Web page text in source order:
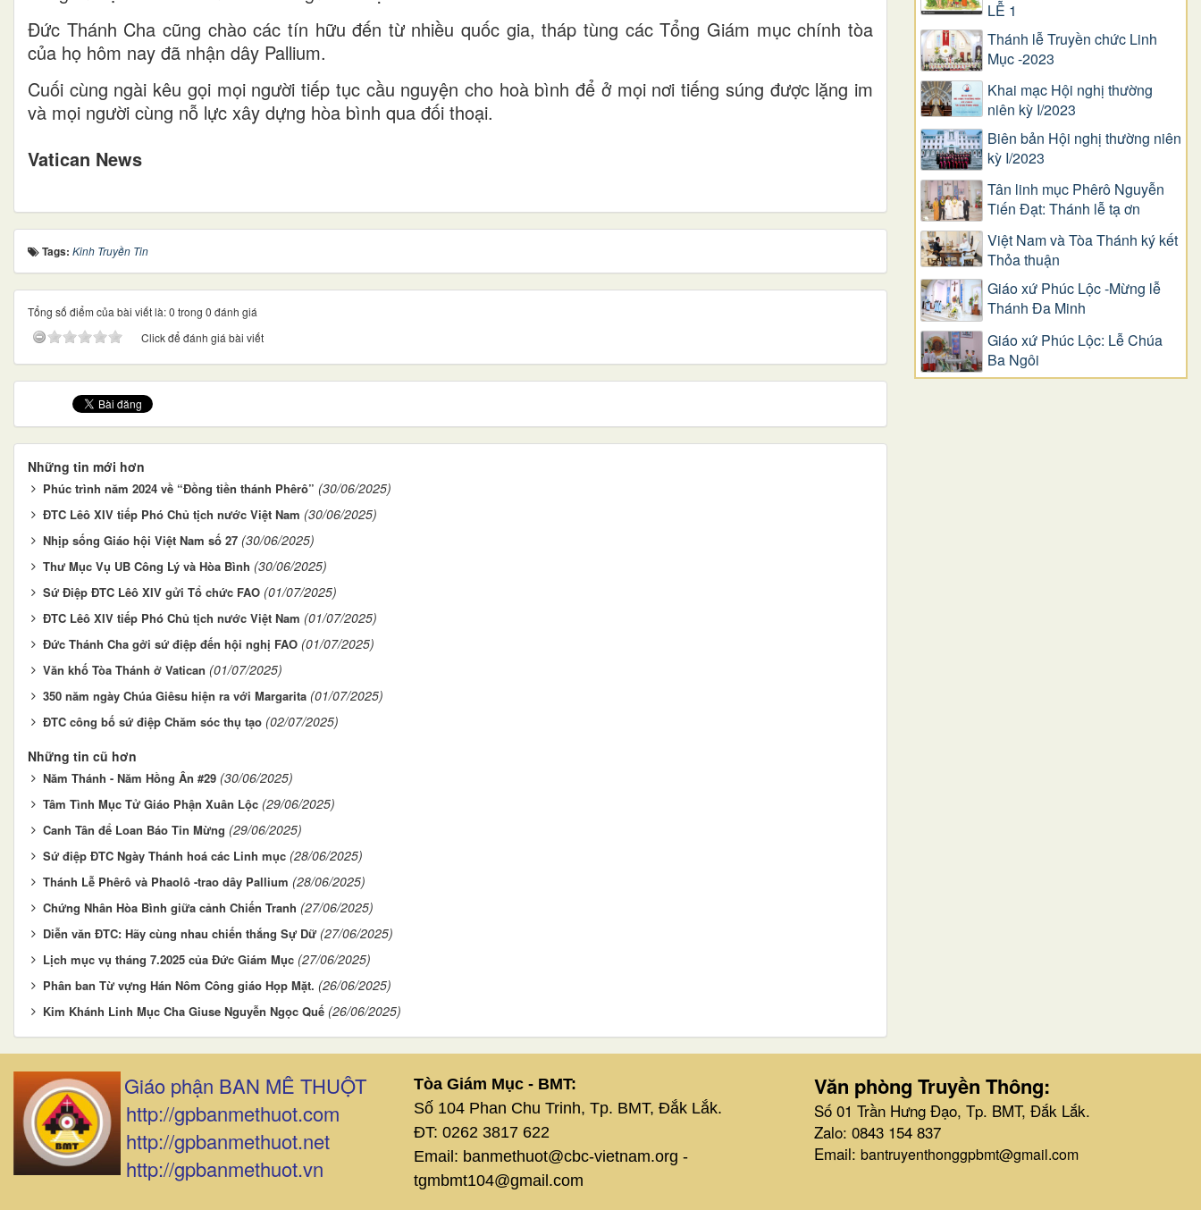
Đức Thánh Cha cũng chào các tín hữu đến từ nhiều quốc gia, tháp tùng các Tổng Giám mục chính tòa
của họ hôm nay đã nhận dây Pallium.
Cuối cùng ngài kêu gọi mọi người tiếp tục cầu nguyện cho hoà bình để ở mọi nơi tiếng súng được lặng im
và mọi người cùng nỗ lực xây dựng hòa bình qua đối thoại.
Vatican News
Tags: Kinh Truyền Tin
Tổng số điểm của bài viết là: 0 trong 0 đánh giá
Click để đánh giá bài viết
Những tin mới hơn
Phúc trình năm 2024 về “Đồng tiền thánh Phêrô” (30/06/2025)
ĐTC Lêô XIV tiếp Phó Chủ tịch nước Việt Nam (30/06/2025)
Nhịp sống Giáo hội Việt Nam số 27 (30/06/2025)
Thư Mục Vụ UB Công Lý và Hòa Bình (30/06/2025)
Sứ Điệp ĐTC Lêô XIV gửi Tổ chức FAO (01/07/2025)
ĐTC Lêô XIV tiếp Phó Chủ tịch nước Việt Nam (01/07/2025)
Đức Thánh Cha gởi sứ điệp đến hội nghị FAO (01/07/2025)
Văn khố Tòa Thánh ở Vatican (01/07/2025)
350 năm ngày Chúa Giêsu hiện ra với Margarita (01/07/2025)
ĐTC công bố sứ điệp Chăm sóc thụ tạo (02/07/2025)
Những tin cũ hơn
Năm Thánh - Năm Hồng Ân #29 (30/06/2025)
Tâm Tình Mục Tử Giáo Phận Xuân Lộc (29/06/2025)
Canh Tân để Loan Báo Tin Mừng (29/06/2025)
Sứ điệp ĐTC Ngày Thánh hoá các Linh mục (28/06/2025)
Thánh Lễ Phêrô và Phaolô -trao dây Pallium (28/06/2025)
Chứng Nhân Hòa Bình giữa cảnh Chiến Tranh (27/06/2025)
Diễn văn ĐTC: Hãy cùng nhau chiến thắng Sự Dữ (27/06/2025)
Lịch mục vụ tháng 7.2025 của Đức Giám Mục (27/06/2025)
Phân ban Từ vựng Hán Nôm Công giáo Họp Mặt. (26/06/2025)
Kim Khánh Linh Mục Cha Giuse Nguyễn Ngọc Quế (26/06/2025)
LỄ 1
Thánh lễ Truyền chức Linh
Mục -2023
Khai mạc Hội nghị thường
niên kỳ I/2023
Biên bản Hội nghị thường niên
kỳ I/2023
Tân linh mục Phêrô Nguyễn
Tiến Đạt: Thánh lễ tạ ơn
Việt Nam và Tòa Thánh ký kết
Thỏa thuận
Giáo xứ Phúc Lộc -Mừng lễ
Thánh Đa Minh
Giáo xứ Phúc Lộc: Lễ Chúa
Ba Ngôi
Giáo phận BAN MÊ THUỘT
http://gpbanmethuot.com
http://gpbanmethuot.net
http://gpbanmethuot.vn
Tòa Giám Mục - BMT:
Số 104 Phan Chu Trinh, Tp. BMT, Đắk Lắk.
ĐT: 0262 3817 622
Email: banmethuot@cbc-vietnam.org -
tgmbmt104@gmail.com
Văn phòng Truyền Thông:
Số 01 Trần Hưng Đạo, Tp. BMT, Đắk Lắk.
Zalo: 0843 154 837
Email: bantruyenthonggpbmt@gmail.com